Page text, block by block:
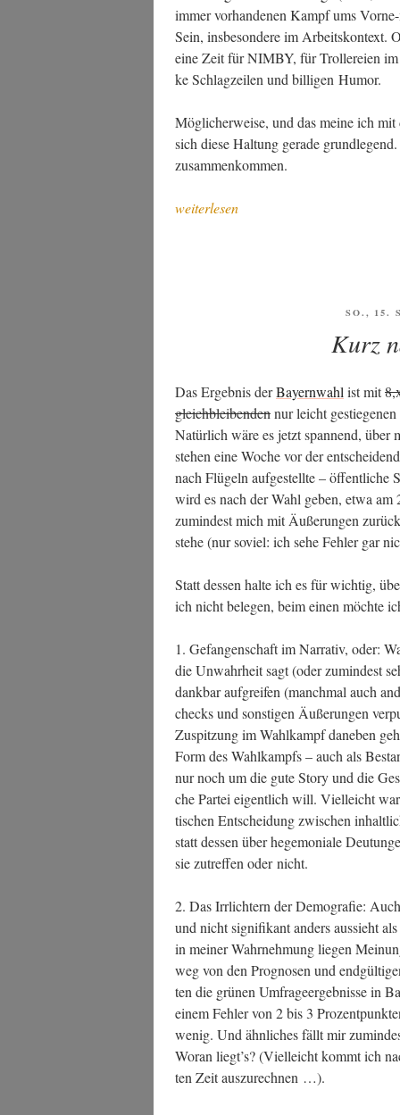
immer vor­han­de­nen Kampf ums
Sein, ins­be­son­de­re im Arbeits­kon­text.
eine Zeit für NIMBY, für Trol­lerei­en
ke Schlag­zei­len und bil­li­gen Humor.
Mög­li­cher­wei­se, und das mei­ne ich
sich die­se Hal­tung gera­de
zusammenkommen.
„Eine
weiterlesen
SO., 15.
Kurz
Das Ergeb­nis derBay­ern­wahlist mit
gleich­blei­ben­dennur leicht
Natür­lich wäre es jetzt span­nend,
ste­hen eine Woche vor der
nach Flü­geln auf­ge­stell­te – öffent­li­che
wird es nach der Wahl geben, etwa
zumin­dest mich mit Äuße­run­gen
ste­he (nur soviel: ich sehe Feh­ler gar
Statt des­sen hal­te ich es für wich­tig,
ich nicht bele­gen, beim einen möch­te
1. Gefan­gen­schaft im Nar­ra­tiv, oder:
die Unwahr­heit sagt (oder zumin­dest
dank­bar auf­grei­fen (manch­mal auch
checks und sons­ti­gen Äuße­run­gen
Zuspit­zung im Wahl­kampf dane­ben
Form des Wahl­kampfs – auch als
nur noch um die gute Sto­ry und die
che Par­tei eigent­lich will. Viel­leicht
ti­schen Ent­schei­dung zwi­schen
statt des­sen über hege­mo­nia­le
sie zutref­fen oder nicht.
2. Das Irr­lich­tern der Demo­gra­fie:
und nicht signi­fi­kant anders aus­sieht
in mei­ner Wahr­neh­mung lie­gen
weg von den Pro­gno­sen und
ten die grü­nen Umfra­ge­er­geb­nis­se in
einem Feh­ler von 2 bis 3
wenig. Und ähn­li­ches fällt mir
Wor­an liegt’s? (Viel­leicht kommt ich
ten Zeit auszurechnen …).